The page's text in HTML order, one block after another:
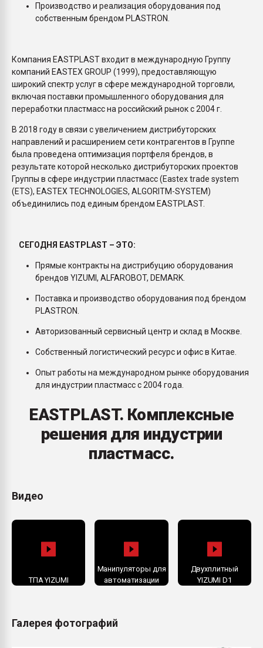
Производство и реализация оборудования под
собственным брендом PLASTRON.
Компания EASTPLAST входит в международную Группу
компаний EASTEX GROUP (1999), предоставляющую
широкий спектр услуг в сфере международной торговли,
включая поставки промышленного оборудования для
переработки пластмасс на российский рынок с 2004 г.
В 2018 году в связи с увеличением дистрибуторских
направлений и расширением сети контрагентов в Группе
была проведена оптимизация портфеля брендов, в
результате которой несколько дистрибуторских проектов
Группы в сфере индустрии пластмасс (Eastex trade system
(ETS), EASTEX TECHNOLOGIES, ALGORITM-SYSTEM)
объединились под единым брендом EASTPLAST.
СЕГОДНЯ EASTPLAST – ЭТО:
Прямые контракты на дистрибуцию оборудования
брендов YIZUMI, ALFAROBOT, DEMARK.
Поставка и производство оборудования под брендом
PLASTRON.
Авторизованный сервисный центр и склад в Москве.
Собственный логистический ресурс и офис в Китае.
Опыт работы на международном рынке оборудования
для индустрии пластмасс с 2004 года.
EASTPLAST. Комплексные
решения для индустрии
пластмасс.
Видео
ТПА YIZUMI
Манипуляторы для
автоматизации
Двухплитный
YIZUMI D1
Галерея фотографий